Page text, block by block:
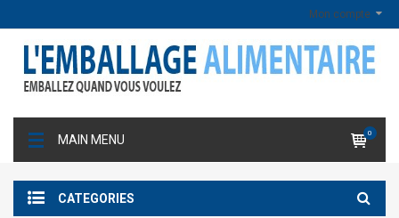
Mon compte
MAIN MENU 0
CATEGORIES